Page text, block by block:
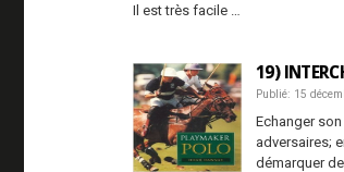
Il est très facile …
19)
Publié: 15
Echanger
adversaires;
démarquer